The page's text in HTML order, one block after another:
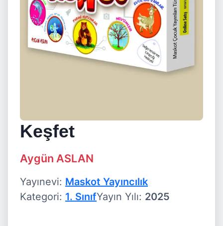
Keşfet
Aygün ASLAN
Yayınevi: Maskot Yayıncılık
Kategori: 1. SınıfYayın Yılı: 2025